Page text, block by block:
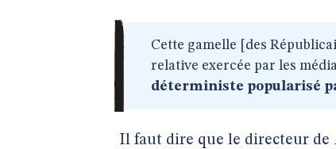
Cette gamelle [des
relative exercée par les
déterministe popularisé
Il faut dire que le directeur de